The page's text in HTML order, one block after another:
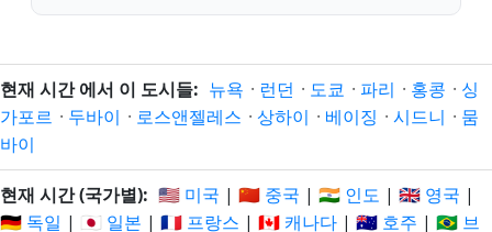
현재 시간 에서 이 도시들: 뉴욕 · 런던 · 도쿄 · 파리 · 홍콩 · 싱
가포르 · 두바이 · 로스앤젤레스 · 상하이 · 베이징 · 시드니 · 뭄
바이
현재 시간 (국가별): 🇺🇸 미국 | 🇨🇳 중국 | 🇮🇳 인도 | 🇬🇧 영국 |
🇩🇪 독일 | 🇯🇵 일본 | 🇫🇷 프랑스 | 🇨🇦 캐나다 | 🇦🇺 호주 | 🇧🇷 브